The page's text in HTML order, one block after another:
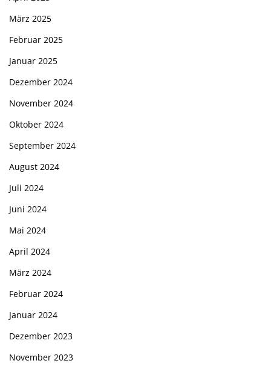
März 2025
Februar 2025
Januar 2025
Dezember 2024
November 2024
Oktober 2024
September 2024
August 2024
Juli 2024
Juni 2024
Mai 2024
April 2024
März 2024
Februar 2024
Januar 2024
Dezember 2023
November 2023